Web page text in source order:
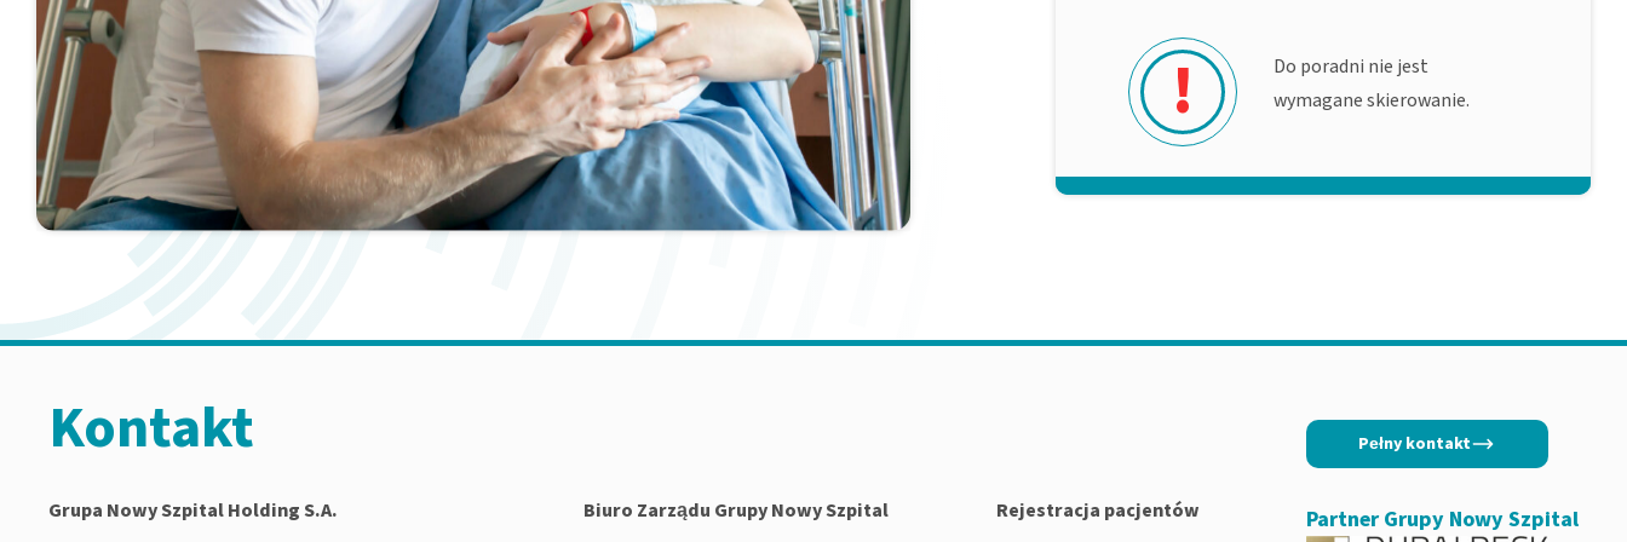
!
Do poradni nie jest
wymagane skierowanie.
Kontakt
Grupa Nowy Szpital Holding S.A.
Biuro Zarządu Grupy Nowy Szpital
Rejestracja pacjentów
Pełny kontakt
Partner Grupy Nowy Szpital